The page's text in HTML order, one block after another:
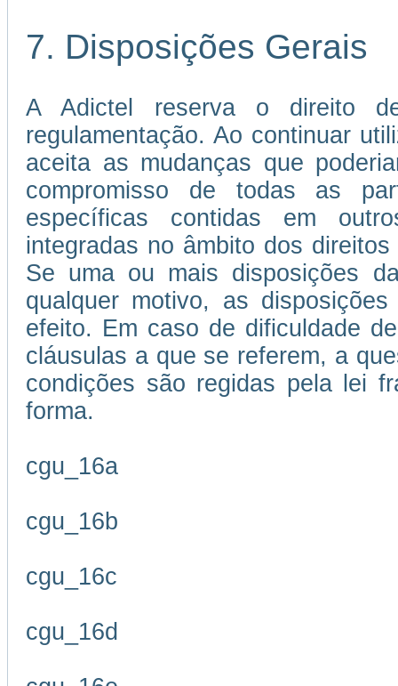
7. Disposições Gerais
A Adictel reserva o direito
regulamentação. Ao continuar
aceita as mudanças que
compromisso de todas as
específicas contidas em
integradas no âmbito dos
Se uma ou mais disposições
qualquer motivo, as
efeito. Em caso de dificuldade
cláusulas a que se referem, a
condições são regidas pela lei
forma.
cgu_16a
cgu_16b
cgu_16c
cgu_16d